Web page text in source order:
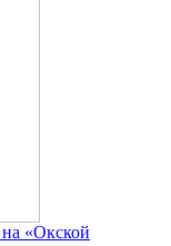
на «Окской